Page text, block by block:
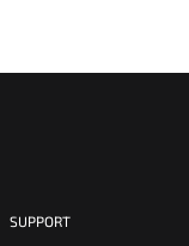
SUPPORT